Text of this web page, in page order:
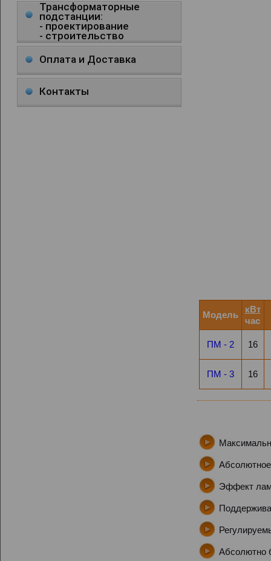
Трансформаторные
подстанции:
- проектирование
- строительство
Оплата и Доставка
Контакты
Модель
кВт
час
ПМ - 2 16
ПМ - 3 16
Эффект
Абсолютно